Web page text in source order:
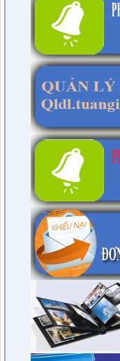
NÔNG NGHIỆP VÀ
lượt xem: 14 | lượt
1709/QĐ-UBND
Về việc công bố
bổ sung; bị bãi bỏ
chức năng quản lý
lượt xem: 20 | lượt tải:17
1705/QĐ-UBND
Phê duyệt quy trình
được sửa đổi, bổ
thuộc phạm vi, chức
lượt xem: 16 | lượt tải:15
1702/QĐ-UBND
Về việc công bố
bộ giải quyết thủ tục
Giáo dục và đào tạo
phạm vi, chức năng
Điện Biên
lượt xem: 17 | lượt
1701/QĐ-UBND
Phê duyệt Quy trình
trong lĩnh vực Viên
Nhà nước của Sở Nội
lượt xem: 21 | lượt